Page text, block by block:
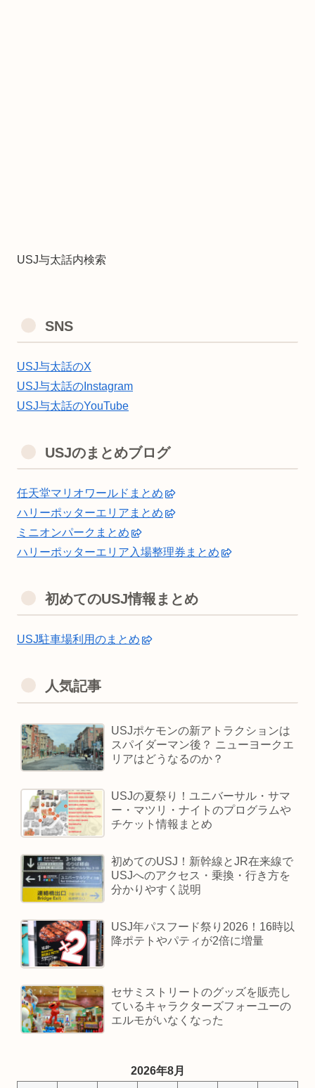
USJ与太話内検索
SNS
USJ与太話のX
USJ与太話のInstagram
USJ与太話のYouTube
USJのまとめブログ
任天堂マリオワールドまとめ
ハリーポッターエリアまとめ
ミニオンパークまとめ
ハリーポッターエリア入場整理券まとめ
初めてのUSJ情報まとめ
USJ駐車場利用のまとめ
人気記事
USJポケモンの新アトラクションは
スパイダーマン後？ ニューヨークエ
リアはどうなるのか？
USJの夏祭り！ユニバーサル・サマ
ー・マツリ・ナイトのプログラムや
チケット情報まとめ
初めてのUSJ！新幹線とJR在来線で
USJへのアクセス・乗換・行き方を
分かりやすく説明
USJ年パスフード祭り2026！16時以
降ポテトやパティが2倍に増量
セサミストリートのグッズを販売し
ているキャラクターズフォーユーの
エルモがいなくなった
2026年8月